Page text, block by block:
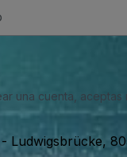
una cuenta, aceptas
- Ludwigsbrücke,